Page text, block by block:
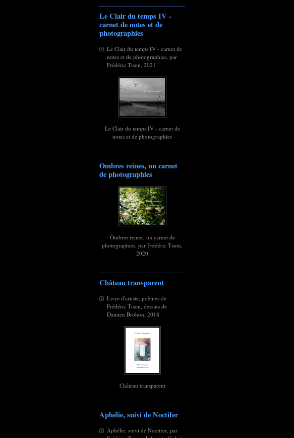
Le Clair du temps IV -
carnet de notes et de
photographies
Le Clair du temps IV - carnet de
notes et de photographies, par
Frédéric Tison, 2021
Le Clair du temps IV - carnet de
notes et de photographies
Ombres reines, un carnet
de photographies
Ombres reines, un carnet de
photographies, par Frédéric Tison,
2020
Château transparent
Livre d'artiste, poèmes de
Frédéric Tison, dessins de
Damien Brohon, 2018
Château transparent
Aphélie, suivi de Noctifer
Aphélie, suivi de Noctifer, par